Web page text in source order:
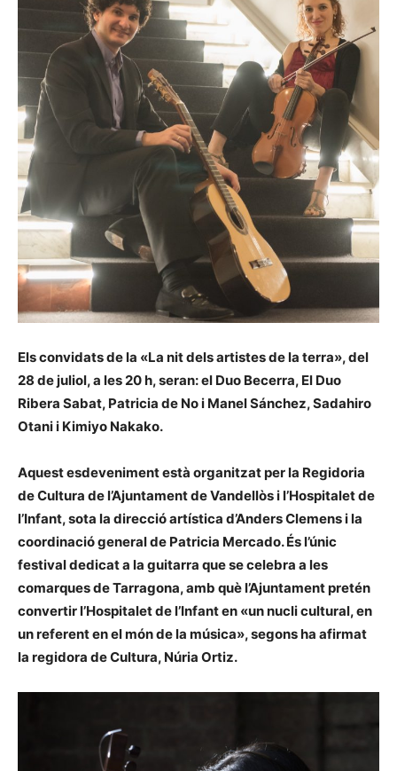
Els convidats de la «La nit dels artistes de la terra», del
28 de juliol, a les 20 h, seran: el Duo Becerra, El Duo
Ribera Sabat, Patricia de No i Manel Sánchez, Sadahiro
Otani i Kimiyo Nakako.
Aquest esdeveniment està organitzat per la Regidoria
de Cultura de l’Ajuntament de Vandellòs i l’Hospitalet de
l’Infant, sota la direcció artística d’Anders Clemens i la
coordinació general de Patricia Mercado. És l’únic
festival dedicat a la guitarra que se celebra a les
comarques de Tarragona, amb què l’Ajuntament pretén
convertir l’Hospitalet de l’Infant en «un nucli cultural, en
un referent en el món de la música», segons ha afirmat
la regidora de Cultura, Núria Ortiz.